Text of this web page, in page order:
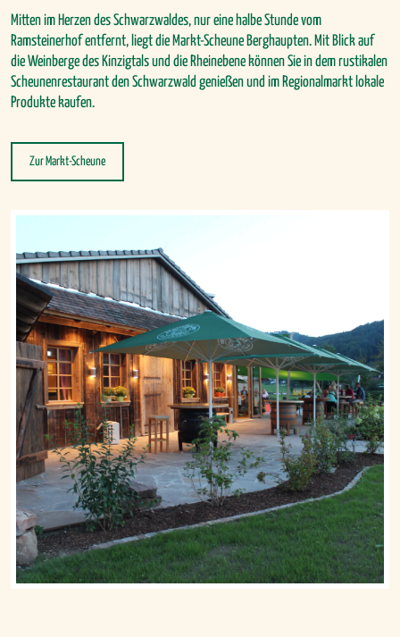
Mitten im Herzen des Schwarzwaldes, nur eine halbe Stunde vom
Ramsteinerhof entfernt, liegt die Markt-Scheune Berghaupten. Mit Blick auf
die Weinberge des Kinzigtals und die Rheinebene können Sie in dem rustikalen
Scheunenrestaurant den Schwarzwald genießen und im Regionalmarkt lokale
Produkte kaufen.
Zur Markt-Scheune